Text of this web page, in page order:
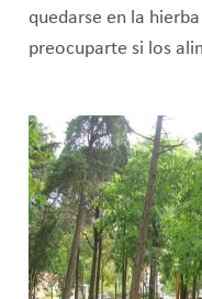
quedarse en la
preocuparte si los